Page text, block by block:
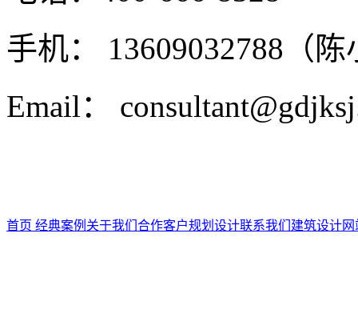
手机： 13609032788（陈
Email：
首页 经典案例 关于我们 合作客户规划设计联系我们 建筑设计